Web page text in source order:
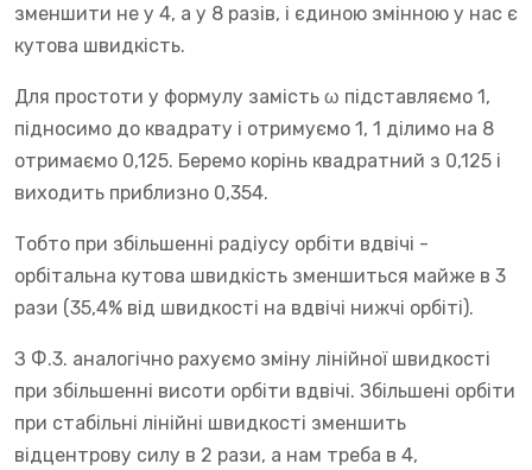
зменшити не у 4, а у 8 разів, і єдиною змінною у нас є
кутова швидкість.
Для простоти у формулу замість ω підставляємо 1,
підносимо до квадрату і отримуємо 1, 1 ділимо на 8
отримаємо 0,125. Беремо корінь квадратний з 0,125 і
виходить приблизно 0,354.
Тобто при збільшенні радіусу орбіти вдвічі -
орбітальна кутова швидкість зменшиться майже в 3
рази (35,4% від швидкості на вдвічі нижчі орбіті).
З Ф.3. аналогічно рахуємо зміну лінійної швидкості
при збільшенні висоти орбіти вдвічі. Збільшені орбіти
при стабільні лінійні швидкості зменшить
відцентрову силу в 2 рази, а нам треба в 4,